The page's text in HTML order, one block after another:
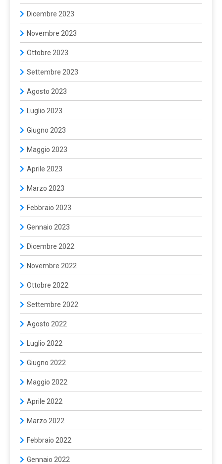
Dicembre 2023
Novembre 2023
Ottobre 2023
Settembre 2023
Agosto 2023
Luglio 2023
Giugno 2023
Maggio 2023
Aprile 2023
Marzo 2023
Febbraio 2023
Gennaio 2023
Dicembre 2022
Novembre 2022
Ottobre 2022
Settembre 2022
Agosto 2022
Luglio 2022
Giugno 2022
Maggio 2022
Aprile 2022
Marzo 2022
Febbraio 2022
Gennaio 2022